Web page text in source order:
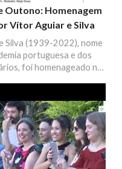
Outono: Homenagem
Vítor Aguiar e Silva
Silva (1939-2022), nome
portuguesa e dos
foi homenageado no